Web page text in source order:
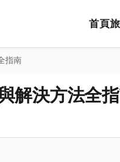
首頁
指南
解決方法全